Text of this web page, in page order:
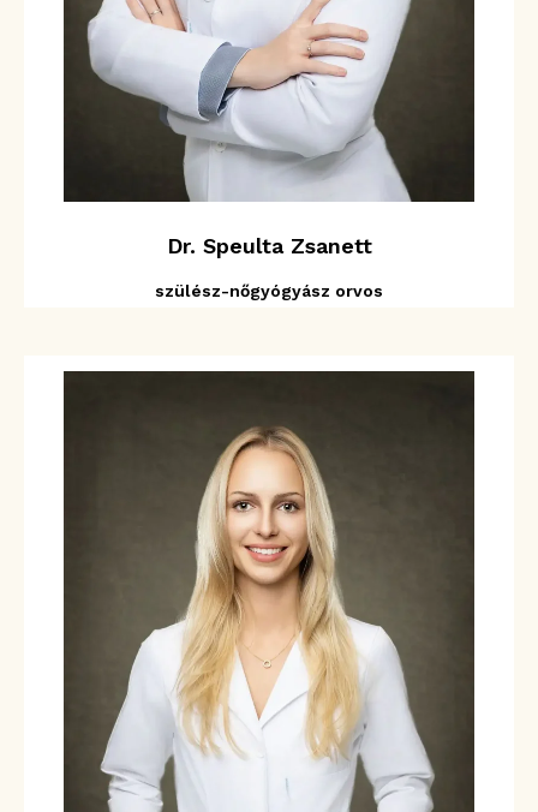
Dr. Speulta Zsanett
szülész-nőgyógyász orvos